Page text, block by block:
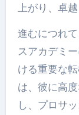
上がり、卓
進むにつれ
スアカデミ
ける重要な
は、彼に高
し、プロサ